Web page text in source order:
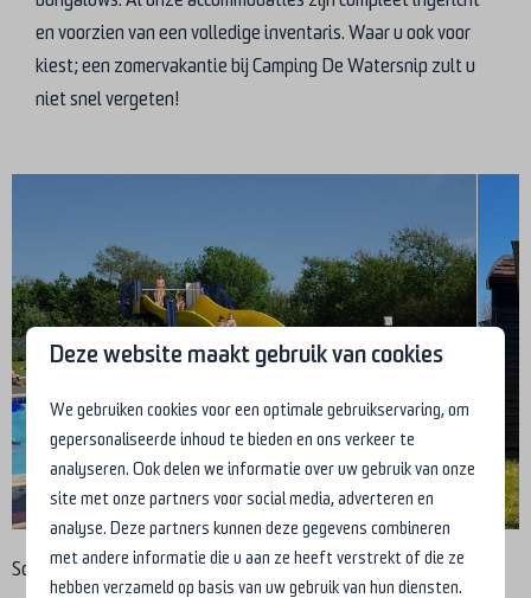
en voorzien van een volledige inventaris. Waar u ook voor
kiest; een zomervakantie bij Camping De Watersnip zult u
niet snel vergeten!
Scroll voor meer foto's →
Deze website maakt gebruik van cookies
We gebruiken cookies voor een optimale gebruikservaring, om
gepersonaliseerde inhoud te bieden en ons verkeer te
analyseren. Ook delen we informatie over uw gebruik van onze
site met onze partners voor social media, adverteren en
analyse. Deze partners kunnen deze gegevens combineren
met andere informatie die u aan ze heeft verstrekt of die ze
hebben verzameld op basis van uw gebruik van hun diensten.